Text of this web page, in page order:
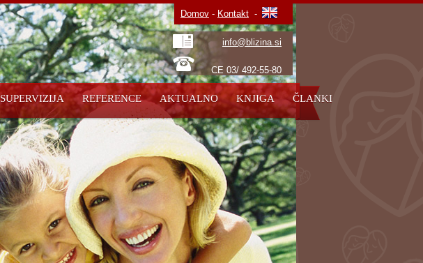
Domov - Kontakt -
info@blizina.si
CE 03/ 492-55-80
SUPERVIZIJA REFERENCE AKTUALNO KNJIGA ČLANKI